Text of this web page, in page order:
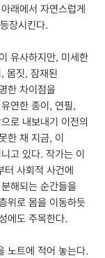
래에서 자연스럽게
장시킨다.
유사하지만, 미세한
몸짓, 잠재된
한 차이점을
연한 종이, 연필,
로 내보내기 이전의
한 채 지금, 이
고 있다. 작가는 이
사회적 사건에
해되는 순간들을
위로 몸을 이동하듯
에도 주목한다.
노트에 적어 놓는다.